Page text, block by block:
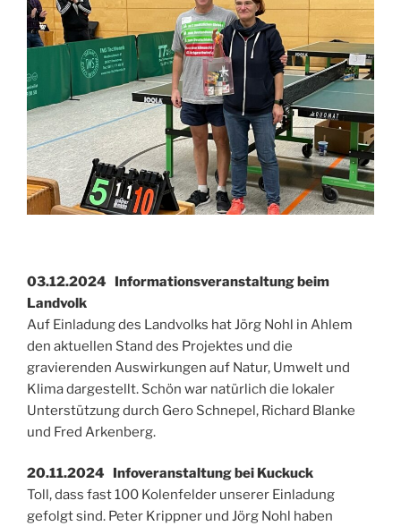
03.12.2024 Informationsveranstaltung beim
Landvolk
Auf Einladung des Landvolks hat Jörg Nohl in Ahlem
den aktuellen Stand des Projektes und die
gravierenden Auswirkungen auf Natur, Umwelt und
Klima dargestellt. Schön war natürlich die lokaler
Unterstützung durch Gero Schnepel, Richard Blanke
und Fred Arkenberg.
20.11.2024 Infoveranstaltung bei Kuckuck
Toll, dass fast 100 Kolenfelder unserer Einladung
gefolgt sind. Peter Krippner und Jörg Nohl haben